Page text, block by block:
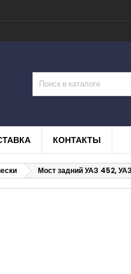
КОНТАКТЫ
Мост задний УАЗ 452,